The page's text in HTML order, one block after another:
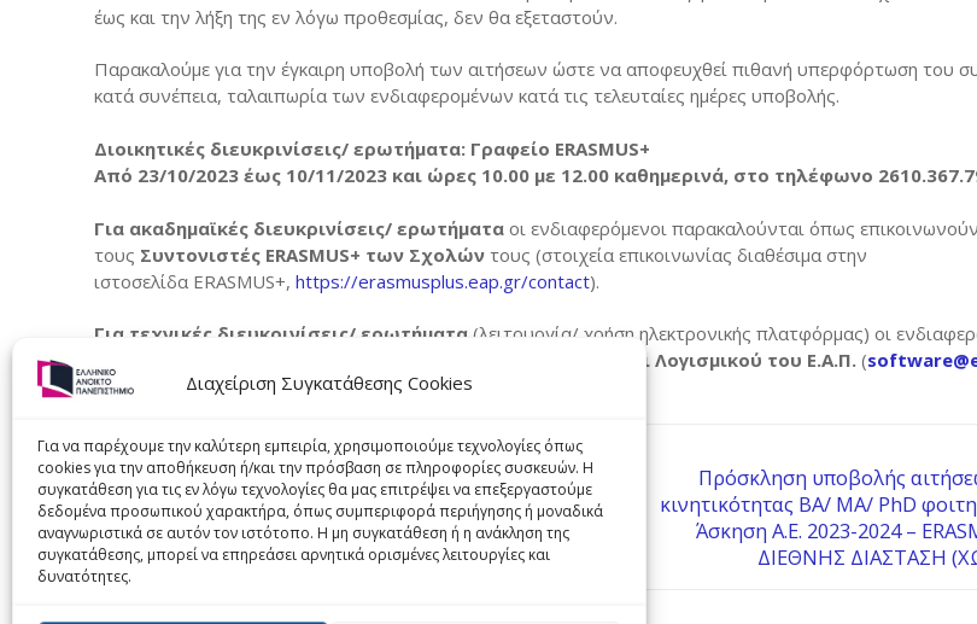
Διαχείριση Συγκατάθεσης Cookies
Για να παρέχουμε την καλύτερη εμπειρία, χρησιμοποιούμε τεχνολογίες όπως
cookies για την αποθήκευση ή/και την πρόσβαση σε πληροφορίες συσκευών. Η
συγκατάθεση για τις εν λόγω τεχνολογίες θα μας επιτρέψει να επεξεργαστούμε
δεδομένα προσωπικού χαρακτήρα, όπως συμπεριφορά περιήγησης ή μοναδικά
αναγνωριστικά σε αυτόν τον ιστότοπο. Η μη συγκατάθεση ή η ανάκληση της
συγκατάθεσης, μπορεί να επηρεάσει αρνητικά ορισμένες λειτουργίες και
δυνατότητες.
Erasmus+ Policy Statement 2021 – 2027
Contact Us
έως και την λήξη της εν λόγω προθεσμίας, δεν θα εξεταστούν.
Παρακαλούμε για την έγκαιρη υποβολή των αιτήσεων ώστε να αποφευχθεί πιθανή υπερφόρτωση του
κατά συνέπεια, ταλαιπωρία των ενδιαφερομένων κατά τις τελευταίες ημέρες υποβολής.
Διοικητικές διευκρινίσεις/ ερωτήματα: Γραφείο ERASMUS+
Από 23/10/2023 έως 10/11/2023 και ώρες 10.00 με 12.00 καθημερινά, στο τηλέφωνο
Για ακαδημαϊκές διευκρινίσεις/ ερωτήματα οι ενδιαφερόμενοι παρακαλούνται όπως
τους Συντονιστές ERASMUS+ των Σχολών τους (στοιχεία επικοινωνίας διαθέσιμα στην
ιστοσελίδα ERASMUS+, https://erasmusplus.eap.gr/contact).
Για τεχνικές διευκρινίσεις/ ερωτήματα (λειτουργία/ χρήση ηλεκτρονικής πλατφόρμας) οι
Ομάδα Εφαρμογών και Λογισμικού του Ε.Α.Π. (
ΠΡΟΗΓΟΎΜΕΝΟ
Θέση Πρακτικής Άσκησης σε σχολείο στην Λευκωσία/
Κύπρο
Πρόσκληση υποβολής
κινητικότητας BA/ MA/ PhD
Άσκηση Α.Ε. 2023-2024 –
ΔΙΕΘΝΗΣ ΔΙΑΣΤΑΣΗ